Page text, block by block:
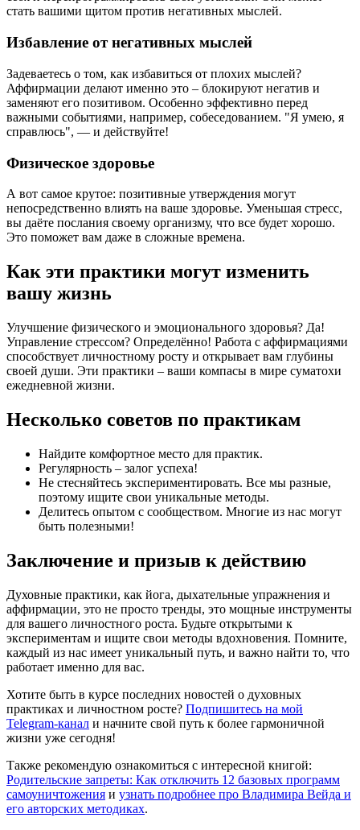
стать вашими щитом против негативных мыслей.
Избавление от негативных мыслей
Задеваетесь о том, как избавиться от плохих мыслей?
Аффирмации делают именно это – блокируют негатив и
заменяют его позитивом. Особенно эффективно перед
важными событиями, например, собеседованием. "Я умею, я
справлюсь", — и действуйте!
Физическое здоровье
А вот самое крутое: позитивные утверждения могут
непосредственно влиять на ваше здоровье. Уменьшая стресс,
вы даёте послания своему организму, что все будет хорошо.
Это поможет вам даже в сложные времена.
Как эти практики могут изменить
вашу жизнь
Улучшение физического и эмоционального здоровья? Да!
Управление стрессом? Определённо! Работа с аффирмациями
способствует личностному росту и открывает вам глубины
своей души. Эти практики – ваши компасы в мире суматохи
ежедневной жизни.
Несколько советов по практикам
Найдите комфортное место для практик.
Регулярность – залог успеха!
Не стесняйтесь экспериментировать. Все мы разные,
поэтому ищите свои уникальные методы.
Делитесь опытом с сообществом. Многие из нас могут
быть полезными!
Заключение и призыв к действию
Духовные практики, как йога, дыхательные упражнения и
аффирмации, это не просто тренды, это мощные инструменты
для вашего личностного роста. Будьте открытыми к
экспериментам и ищите свои методы вдохновения. Помните,
каждый из нас имеет уникальный путь, и важно найти то, что
работает именно для вас.
Хотите быть в курсе последних новостей о духовных
практиках и личностном росте? Подпишитесь на мой
Telegram-канал и начните свой путь к более гармоничной
жизни уже сегодня!
Также рекомендую ознакомиться с интересной книгой:
Родительские запреты: Как отключить 12 базовых программ
самоуничтожения и узнать подробнее про Владимира Вейда и
его авторских методиках.